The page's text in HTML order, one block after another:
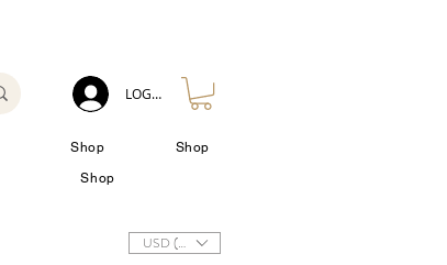
Shop
Shop
Shop
LOG IN
USD ($)